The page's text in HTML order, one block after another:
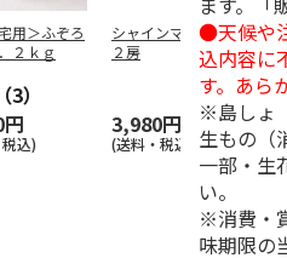
用＞ふぞろ
２ｋｇ
（3）
込)
シャインマスカット
２房
3,980円
(送料・税込)
Ｗ
ー
(
●天候や
込内容に
す。あら
※島しょ
生もの（
一部・生
い。
※消費・
味期限の